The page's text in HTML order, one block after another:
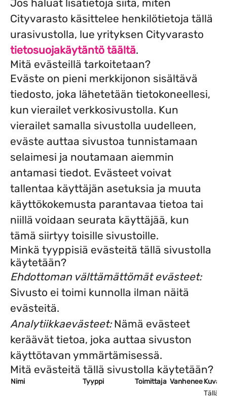
Jos haluat lisätietoja siitä, miten
Cityvarasto käsittelee henkilötietoja tällä
urasivustolla, lue yrityksen Cityvarasto
tietosuojakäytäntö täältä.
Mitä evästeillä tarkoitetaan?
Eväste on pieni merkkijonon sisältävä
tiedosto, joka lähetetään tietokoneellesi,
kun vierailet verkkosivustolla. Kun
vierailet samalla sivustolla uudelleen,
eväste auttaa sivustoa tunnistamaan
selaimesi ja noutamaan aiemmin
antamasi tiedot. Evästeet voivat
tallentaa käyttäjän asetuksia ja muuta
käyttökokemusta parantavaa tietoa tai
niillä voidaan seurata käyttäjää, kun
tämä siirtyy toisille sivustoille.
Minkä tyyppisiä evästeitä tällä sivustolla
käytetään?
Ehdottoman välttämättömät evästeet:
Sivusto ei toimi kunnolla ilman näitä
evästeitä.
Analytiikkaevästeet:Nämä evästeet
keräävät tietoa, joka auttaa sivuston
käyttötavan ymmärtämisessä.
Mitä evästeitä tällä sivustolla käytetään?
Nimi Tyyppi Toimittaja VanheneeKuvaus
Tällä